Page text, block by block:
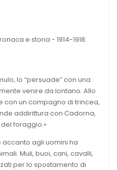
e storia - 1914-1918:
lo “persuade” con una
venire da lontano. Allo
un compagno di trincea,
addirittura con Cadorna,
foraggio.»
agli uomini ha
Muli, buoi, cani, cavalli,
per lo spostamento di